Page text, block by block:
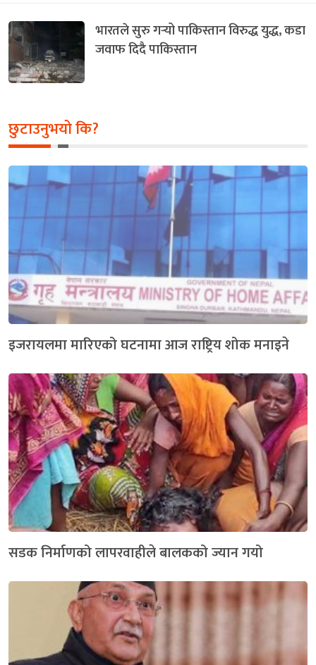
भारतले सुरु गर्‍यो पाकिस्तान विरुद्ध युद्ध, कडा
जवाफ दिदै पाकिस्तान
छुटाउनुभयो कि?
इजरायलमा मारिएको घटनामा आज राष्ट्रिय शोक मनाइने
सडक निर्माणको लापरवाहीले बालकको ज्यान गयो